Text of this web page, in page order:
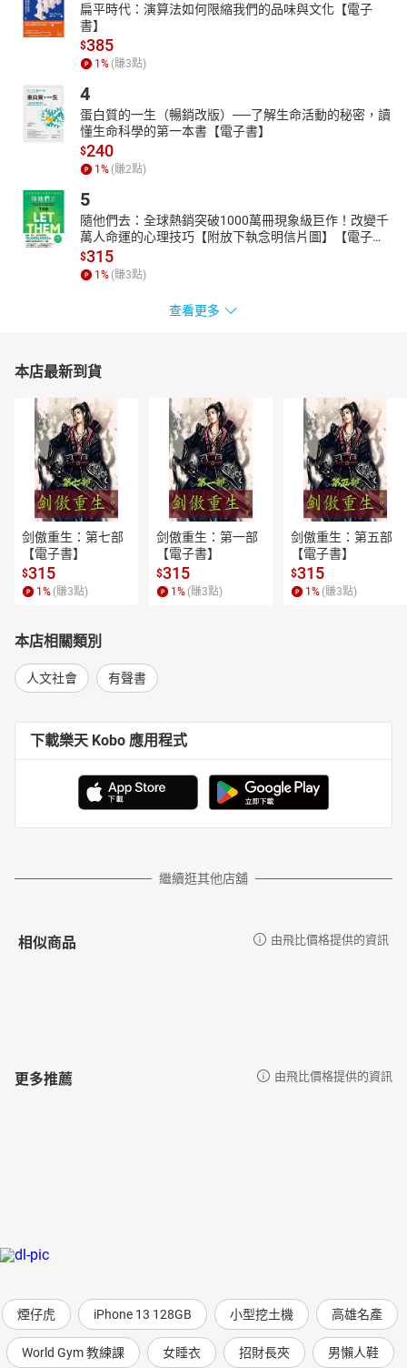
扁平時代：演算法如何限縮我們的品味與文化【電子
書】
$385
1 % (賺3點)
4
蛋白質的一生（暢銷改版）──了解生命活動的秘密，讀
懂生命科學的第一本書【電子書】
$240
1 % (賺2點)
5
隨他們去：全球熱銷突破1000萬冊現象級巨作！改變千
萬人命運的心理技巧【附放下執念明信片圖】【電子
書】
$315
1 % (賺3點)
查看更多
本店最新到貨
剑傲重生：第七部
【電子書】
$315
1 % (賺3點)
剑傲重生：第一部
【電子書】
$315
1 % (賺3點)
剑傲重生：第五部
【電子書】
$315
1 % (賺3點)
本店相關類別
人文社會 有聲書
下載樂天 Kobo 應用程式
繼續逛其他店舖
相似商品 由飛比價格提供的資訊
更多推薦 由飛比價格提供的資訊
煙仔虎 iPhone 13 128GB 小型挖土機 高雄名產
World Gym 教練課 女睡衣 招財長夾 男懶人鞋